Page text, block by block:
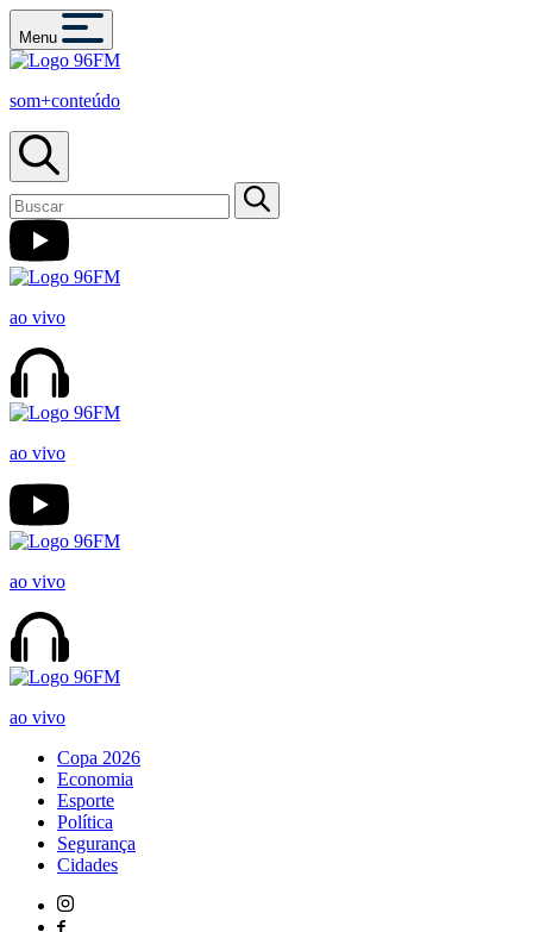
Menu
som+conteúdo
ao vivo
ao vivo
ao vivo
ao vivo
Copa 2026
Economia
Esporte
Política
Segurança
Cidades